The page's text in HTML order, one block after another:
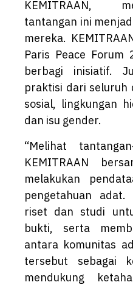
KEMITRAAN,
tantangan ini
mereka.
Paris Peace
berbagi inisiatif.
praktisi dari seluruh
sosial, lingkungan
dan isu gender.
“Melihat
KEMITRAAN
melakukan
pengetahuan adat.
riset dan studi
bukti, serta
antara komunitas
tersebut sebagai
mendukung